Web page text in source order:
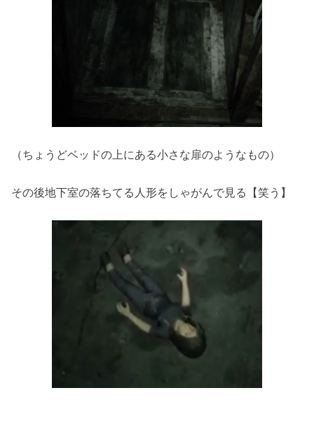
（ちょうどベッドの上にある小さな扉のようなもの）
その後地下室の落ちてる人形をしゃがんで見る【笑う】